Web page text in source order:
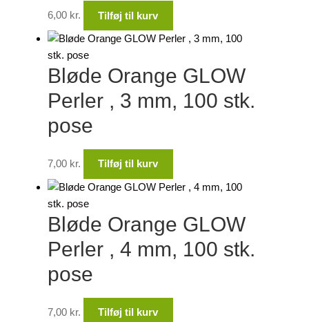
6,00 kr. Tilføj til kurv
Bløde Orange GLOW
Perler , 3 mm, 100 stk.
pose
7,00 kr. Tilføj til kurv
Bløde Orange GLOW
Perler , 4 mm, 100 stk.
pose
7,00 kr. Tilføj til kurv